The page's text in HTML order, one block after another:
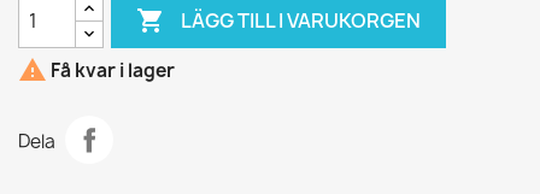
 LÄGG TILL I VARUKORGEN
 Få kvar i lager
Dela